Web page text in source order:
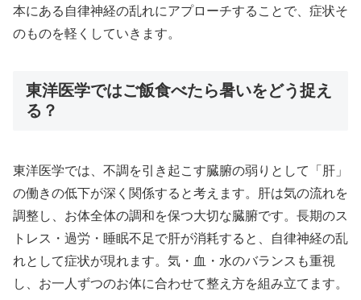
本にある自律神経の乱れにアプローチすることで、症状そ
のものを軽くしていきます。
東洋医学ではご飯食べたら暑いをどう捉え
る？
東洋医学では、不調を引き起こす臓腑の弱りとして「肝」
の働きの低下が深く関係すると考えます。肝は気の流れを
調整し、お体全体の調和を保つ大切な臓腑です。長期のス
トレス・過労・睡眠不足で肝が消耗すると、自律神経の乱
れとして症状が現れます。気・血・水のバランスも重視
し、お一人ずつのお体に合わせて整え方を組み立てます。